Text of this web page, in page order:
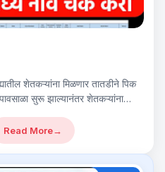
शेतकऱ्यांना मिळणार तातडीने पिक
सुरू झाल्यानंतर शेतकऱ्यांना
Read More→